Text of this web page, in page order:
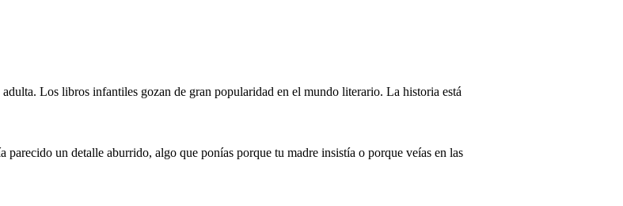
Los libros infantiles gozan de gran popularidad en el mundo literario. La historia está
un detalle aburrido, algo que ponías porque tu madre insistía o porque veías en las